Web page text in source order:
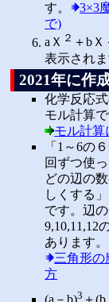
す。
3×3
で)
aＸ ２ ＋b
表示されま
2021年に作
化学反応
モル計算
モル計算
「1～6の
回ずつ使
どの辺の
しくする
です。辺の
9,10,11,12
あります。
三角形の
方
3